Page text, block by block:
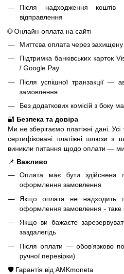
Після надходження
відправлення
🌐 Онлайн-оплата на сайті
Миттєва оплата через захищену
Підтримка банківських карток
/ Google Pay
Після успішної транзакції —
замовлення
Без додаткових комісій з боку
🔐 Безпека та довіра
Ми не зберігаємо платіжні дані. Усі
сертифіковані платіжні шлюзи
виникли питання щодо оплати — ми
📌 Важливо
Оплата має бути здійснена
оформлення замовлення
Якщо оплата не надходить
оформлення замовлення - таке
Якщо ви бажаєте
заздалегідь
Після оплати — обов’язково
ручної перевірки)
🛡️ Гарантія від AMKmoneta